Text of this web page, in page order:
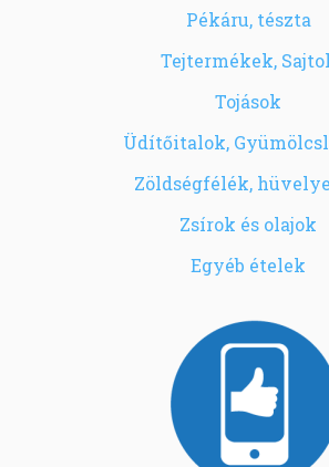
Pékáru, tészta
Tejtermékek,
Tojások
Üdítőitalok,
Zöldségfélék,
Zsírok és olajok
Egyéb ételek